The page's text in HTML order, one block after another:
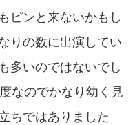
ピンと来ないかもし
りの数に出演してい
多いのではないでし
なのでかなり幼く見
ちではありました